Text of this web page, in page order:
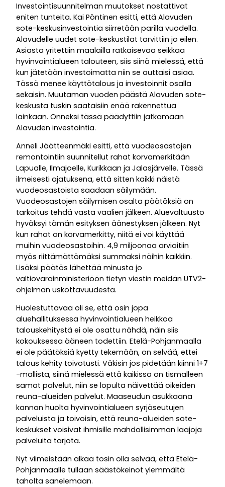
Investointisuunnitelman muutokset nostattivat
eniten tunteita. Kai Pöntinen esitti, että Alavuden
sote-keskusinvestointia siirretään parilla vuodella.
Alavudelle uudet sote-keskustilat tarvittiin jo eilen.
Asiasta yritettiin maalailla ratkaisevaa seikkaa
hyvinvointialueen talouteen, siis siinä mielessä, että
kun jätetään investoimatta niin se auttaisi asiaa.
Tässä menee käyttötalous ja investoinnit osalla
sekaisin. Muutaman vuoden päästä Alavuden sote-
keskusta tuskin saataisiin enää rakennettua
lainkaan. Onneksi tässä päädyttiin jatkamaan
Alavuden investointia.
Anneli Jäätteenmäki esitti, että vuodeosastojen
remontointiin suunnitellut rahat korvamerkitään
Lapualle, Ilmajoelle, Kurikkaan ja Jalasjärvelle. Tässä
ilmeisesti ajatuksena, että sitten kaikki näistä
vuodeosastoista saadaan säilymään.
Vuodeosastojen säilymisen osalta päätöksiä on
tarkoitus tehdä vasta vaalien jälkeen. Aluevaltuusto
hyväksyi tämän esityksen äänestyksen jälkeen. Nyt
kun rahat on korvamerkitty, niitä ei voi käyttää
muihin vuodeosastoihin. 4,9 miljoonaa arvioitiin
myös riittämättömäksi summaksi näihin kaikkiin.
Lisäksi päätös lähettää minusta jo
valtiovarainministeriöön tietyn viestin meidän UTV2-
ohjelman uskottavuudesta.
Huolestuttavaa oli se, että osin jopa
aluehallituksessa hyvinvointialueen heikkoa
talouskehitystä ei ole osattu nähdä, näin siis
kokouksessa ääneen todettiin. Etelä-Pohjanmaalla
ei ole päätöksiä kyetty tekemään, on selvää, ettei
talous kehity toivotusti. Väkisin jos pidetään kiinni 1+7
-mallista, siinä mielessä että kaikissa on tismalleen
samat palvelut, niin se lopulta näivettää oikeiden
reuna-alueiden palvelut. Maaseudun asukkaana
kannan huolta hyvinvointialueen syrjäseutujen
palveluista ja toivoisin, että reuna-alueiden sote-
keskukset voisivat ihmisille mahdollisimman laajoja
palveluita tarjota.
Nyt viimeistään alkaa tosin olla selvää, että Etelä-
Pohjanmaalle tullaan säästökeinot ylemmältä
taholta sanelemaan.